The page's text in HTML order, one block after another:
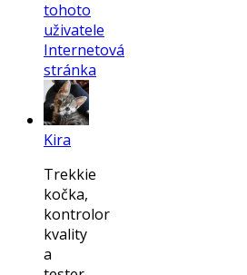
tohoto
uživatele
Internetová
stránka
Kira
Trekkie
kočka,
kontrolor
kvality
a